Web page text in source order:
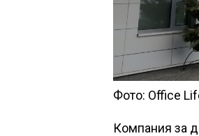
Фото: Office
Компания за